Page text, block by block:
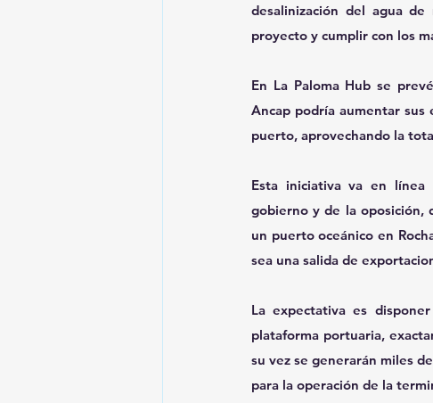
desalinización del agua
proyecto y cumplir con los
En La Paloma Hub se
Ancap podría aumentar sus
puerto, aprovechando la
Esta iniciativa va en
gobierno y de la oposición,
un puerto oceánico en
sea una salida de
La expectativa es
plataforma portuaria,
su vez se generarán miles
para la operación de la